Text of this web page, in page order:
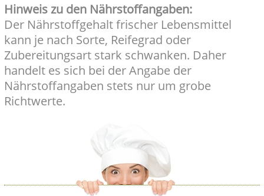
Hinweis zu den Nährstoffangaben:
Der Nährstoffgehalt frischer Lebensmittel
kann je nach Sorte, Reifegrad oder
Zubereitungsart stark schwanken. Daher
handelt es sich bei der Angabe der
Nährstoffangaben stets nur um grobe
Richtwerte.